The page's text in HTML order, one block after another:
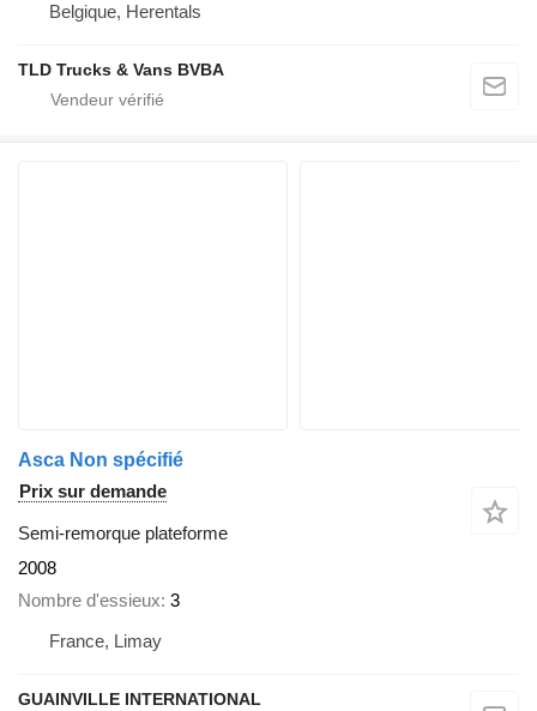
Belgique, Herentals
TLD Trucks & Vans BVBA
Asca Non spécifié
Prix sur demande
Semi-remorque plateforme
2008
Nombre d'essieux 3
France, Limay
GUAINVILLE INTERNATIONAL